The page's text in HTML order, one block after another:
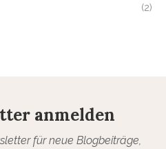
(2)
anmelden
für neue Blogbeiträge,